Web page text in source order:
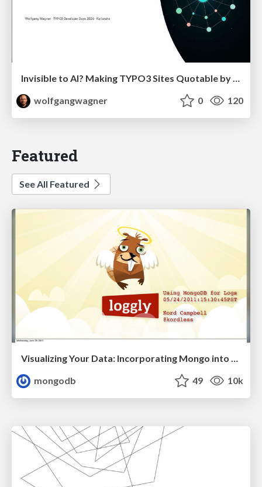
Invisible to AI? Making TYPO3 Sites Quotable by AI Search Systems
wolfgangwagner
0 120
Featured
See All Featured
Visualizing Your Data: Incorporating Mongo into Loggly Infrastructure
mongodb
49 10k